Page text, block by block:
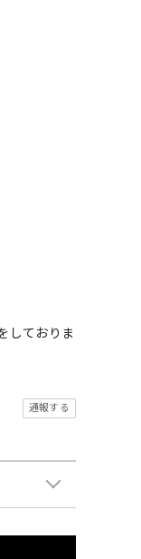
しておりま
通報する